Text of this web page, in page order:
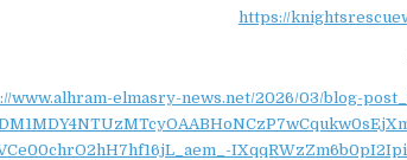
https://
www.alhram-elmasry-news.net/2026/03/blog-